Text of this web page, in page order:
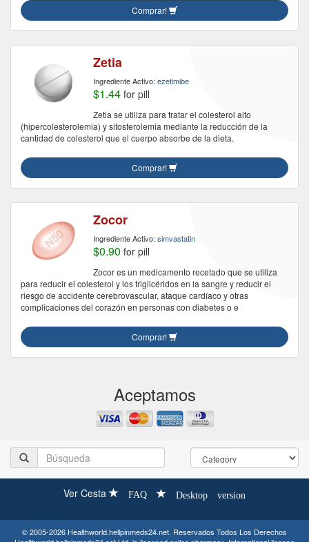
Comprar!
Zetia
Ingrediente Activo: ezetimibe
$1.44 for pill
Zetia se utiliza para tratar el colesterol alto
(hipercolesterolemia) y sitosterolemia mediante la reducción de la
cantidad de colesterol que el cuerpo absorbe de la dieta.
Comprar!
Zocor
Ingrediente Activo: simvastatin
$0.90 for pill
Zocor es un medicamento recetado que se utiliza
para reducir el colesterol y los triglicéridos en la sangre y reducir el
riesgo de accidente cerebrovascular, ataque cardíaco y otras
complicaciones del corazón en personas con diabetes o e
Comprar!
Aceptamos
Ver Cesta FAQ Desktop version
© 2005-2026 Healthworld.hellpinmeds24.net. Reservados Todos Los Derechos